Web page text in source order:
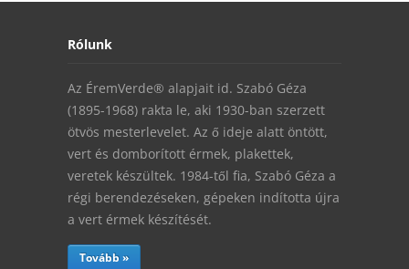
Rólunk
Az ÉremVerde® alapjait id. Szabó Géza
(1895-1968) rakta le, aki 1930-ban szerzett
ötvös mesterlevelet. Az ő ideje alatt öntött,
vert és domborított érmek, plakettek,
veretek készültek. 1984-től fia, Szabó Géza a
régi berendezéseken, gépeken indította újra
a vert érmek készítését.
Tovább »